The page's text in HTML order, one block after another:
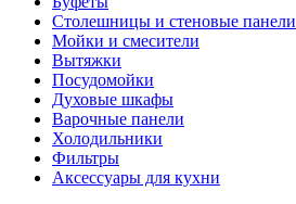
Столешницы и стеновые панели
Мойки и смесители
Вытяжки
Посудомойки
Духовые шкафы
Варочные панели
Холодильники
Фильтры
Аксессуары для кухни